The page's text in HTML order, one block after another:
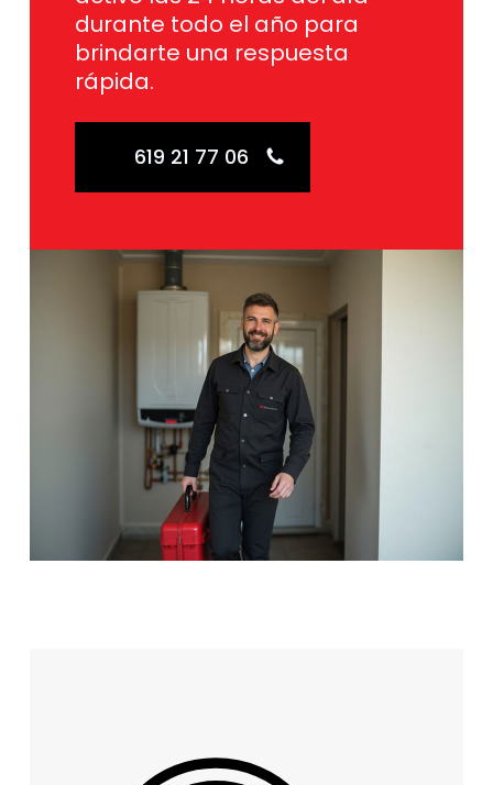
durante todo el año para
brindarte una respuesta
rápida.
619 21 77 06